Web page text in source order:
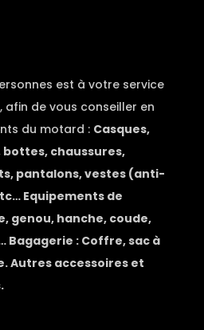
est à votre service
afin de vous conseiller en
du motard : Casques,
chaussures,
pantalons, vestes (anti-
Equipements de
genou, hanche, coude,
Bagagerie : Coffre, sac à
Autres accessoires et